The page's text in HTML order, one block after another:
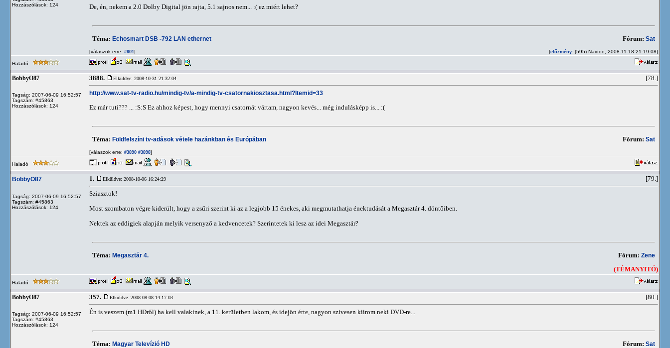
Hozzászólások: 124
De, én, nekem a 2.0 Dolby Digital jön rajta, 5.1 sajnos nem... :( ez miért lehet?
Téma: Echosmart DSB -792 LAN ethernet Fórum: Sat
[válaszok erre: #601] [előzmény: (595) Naidoo, 2008-11-18 21:19:08]
Haladó
BobbyO87
Tagság: 2007-06-09 16:52:57
Tagszám: #45863
Hozzászólások: 124
3888. Elküldve: 2008-10-31 21:32:04 [78.]
http://www.sat-tv-radio.hu/mindig-tv/a-mindig-tv-csatornakiosztasa.html?Itemid=33
Ez már tuti??? ... :S:S Ez ahhoz képest, hogy mennyi csatornát vártam, nagyon kevés... még indulásképp is... :(
Téma: Földfelszíni tv-adások vétele hazánkban és Európában Fórum: Sat
[válaszok erre: #3890 #3898]
Haladó
BobbyO87
Tagság: 2007-06-09 16:52:57
Tagszám: #45863
Hozzászólások: 124
1. Elküldve: 2008-10-06 16:24:29 [79.]
Sziasztok!
Most szombaton végre kiderült, hogy a zsűri szerint ki az a legjobb 15 énekes, aki megmutathatja énektudását a Megasztár 4. döntőiben.
Nektek az eddigiek alapján melyik versenyző a kedvencetek? Szerintetek ki lesz az idei Megasztár?
Téma: Megasztár 4. Fórum: Zene
(TÉMANYITÓ)
Haladó
BobbyO87
Tagság: 2007-06-09 16:52:57
Tagszám: #45863
Hozzászólások: 124
357. Elküldve: 2008-08-08 14:17:03 [80.]
Én is veszem (m1 HDről) ha kell valakinek, a 11. kerületben lakom, és idejön érte, nagyon szivesen kiirom neki DVD-re...
Téma: Magyar Televízió HD Fórum: Sat